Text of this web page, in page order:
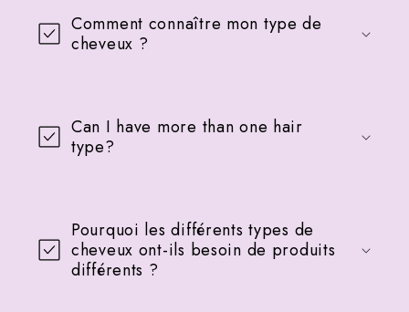
Comment connaître mon type de
cheveux ?
Can I have more than one hair
type?
Pourquoi les différents types de
cheveux ont-ils besoin de produits
différents ?